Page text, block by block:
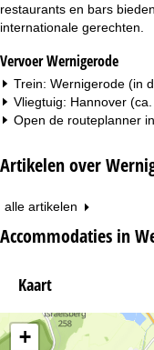
restaurants en bars
internationale gerechten.
Vervoer Wernigerode
Trein: Wernigerode (in
Vliegtuig: Hannover
Open de routeplanner in
Artikelen over
alle artikelen
Accommodaties in
Kaart
+